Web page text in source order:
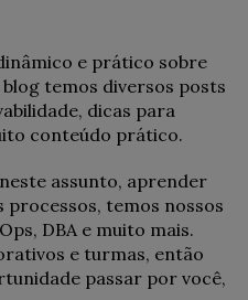
e prático sobre
temos diversos posts
dicas para
conteúdo prático.
assunto, aprender
processos, temos nossos
DBA e muito mais.
e turmas, então
passar por você,